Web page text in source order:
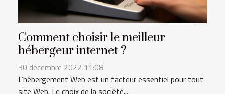
Comment choisir le meilleur
hébergeur internet ?
30 décembre 2022 11:08
L’hébergement Web est un facteur essentiel pour tout
site Web. Le choix de la société...